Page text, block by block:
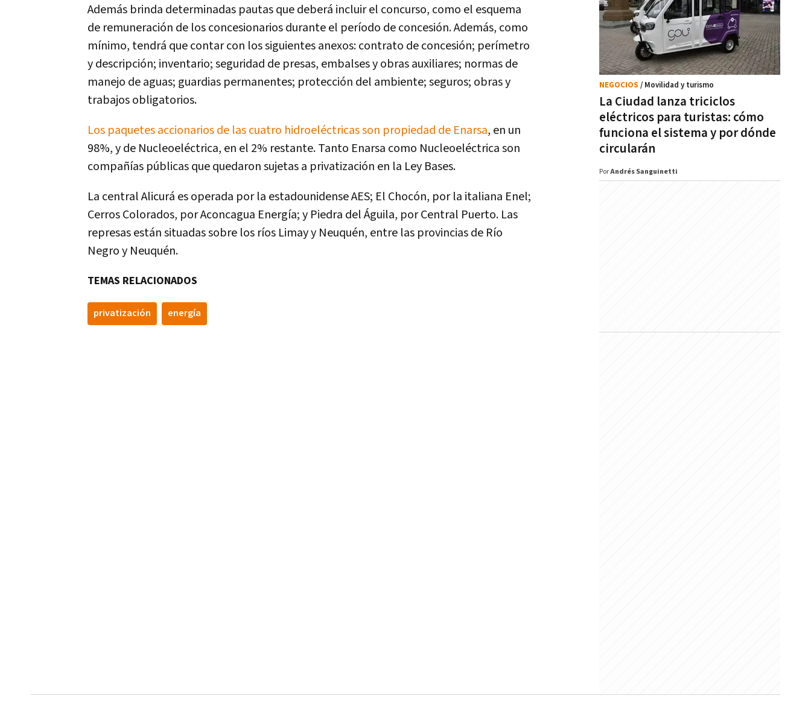
Además brinda determinadas pautas que deberá incluir el concurso, como el esquema
de remuneración de los concesionarios durante el período de concesión. Además, como
mínimo, tendrá que contar con los siguientes anexos: contrato de concesión; perímetro
y descripción; inventario; seguridad de presas, embalses y obras auxiliares; normas de
manejo de aguas; guardias permanentes; protección del ambiente; seguros; obras y
trabajos obligatorios.
Los paquetes accionarios de las cuatro hidroeléctricas son propiedad de Enarsa, en un
98%, y de Nucleoeléctrica, en el 2% restante. Tanto Enarsa como Nucleoeléctrica son
compañías públicas que quedaron sujetas a privatización en la Ley Bases.
La central Alicurá es operada por la estadounidense AES; El Chocón, por la italiana Enel;
Cerros Colorados, por Aconcagua Energía; y Piedra del Águila, por Central Puerto. Las
represas están situadas sobre los ríos Limay y Neuquén, entre las provincias de Río
Negro y Neuquén.
TEMAS RELACIONADOS
privatización energía
La Ciudad lanza triciclos
eléctricos para turistas: cómo
funciona el sistema y por dónde
circularán
NEGOCIOS / Movilidad y turismo
PorAndrés Sanguinetti